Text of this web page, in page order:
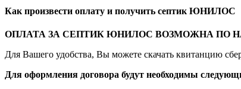
Как произвеcти оплату и получить септик ЮНИЛОС
ОПЛАТА ЗА СЕПТИК ЮНИЛОС ВОЗМОЖНА ПО
Для Вашего удобства, Вы можете скачать квитанцию
Для оформления договора будут необходимы